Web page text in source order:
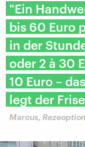
"Ein
bis 60 Euro
in der
oder 2 à 30
10 Euro –
legt der
Marcus,